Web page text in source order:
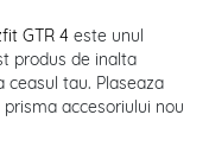
GTR 4 este unul
produs de inalta
tau. Plaseaza
accesoriului nou